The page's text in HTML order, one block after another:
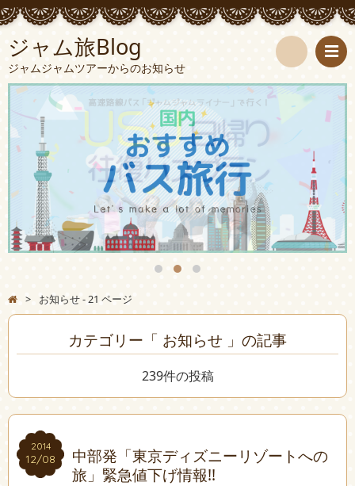
ジャム旅Blog
ジャムジャムツアーからのお知らせ
検
索
> お知らせ - 21 ページ
カテゴリー「 お知らせ 」の記事
239件の投稿
2014
12/08
2014
12/08
中部発「東京ディズニーリゾートへの
旅」緊急値下げ情報!!